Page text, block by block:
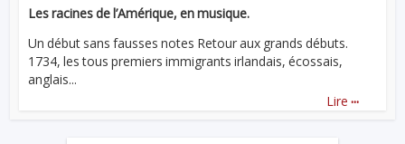
Les racines de l’Amérique, en musique.
Un début sans fausses notes Retour aux grands débuts.
1734, les tous premiers immigrants irlandais, écossais,
anglais...
Lire ...